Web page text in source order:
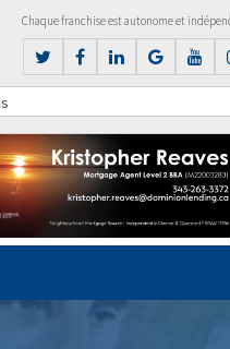
Chaque franchise est autonome et